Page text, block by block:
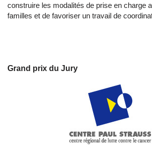
construire les modalités de prise en charge
familles et de favoriser un travail de
Grand prix du Jury